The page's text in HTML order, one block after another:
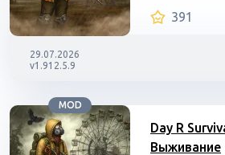
391
29.07.2026
v1.912.5.9
MOD
Day R
Выживание